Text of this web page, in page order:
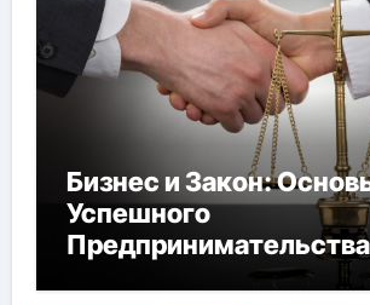
Бизнес и Закон:
Успешного
Предпринимательства